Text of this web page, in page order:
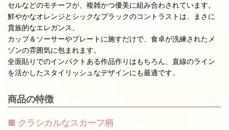
セルなどのモチーフが、複雑かつ優美に組み合わされています。
鮮やかなオレンジとシックなブラックのコントラストは、まさに
貴族的なエレガンス。
カップ＆ソーサーやプレートに施すだけで、食卓が洗練されたメ
ゾンの雰囲気に包まれます。
全面貼りでのインパクトある作品作りはもちろん、直線のライン
を活かしたスタイリッシュなデザインにも最適です。
商品の特徴
■ クラシカルなスカーフ柄